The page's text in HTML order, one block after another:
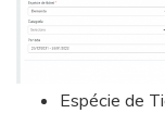
Espécie de